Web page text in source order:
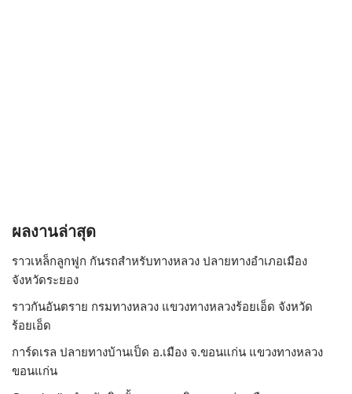
ผลงานล่าสุด
ราวเหล็กลูกฟูก กันรถสําหรับทางหลวง ปลายทางอำเภอเมือง
จังหวัดระยอง
ราวกันอันตราย กรมทางหลวง แขวงทางหลวงร้อยเอ็ด จังหวัด
ร้อยเอ็ด
การ์ดเรล ปลายทางบ้านเป็ด อ.เมือง จ.ขอนแก่น แขวงทางหลวง
ขอนแก่น